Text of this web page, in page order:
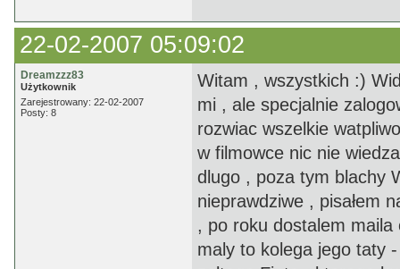
22-02-2007 05:09:02
Dreamzzz83
Użytkownik
Zarejestrowany: 22-02-2007
Posty: 8
Witam , wszystkich :)
mi , ale specjalnie
rozwiac wszelkie
w filmowce nic nie
dlugo , poza tym blachy
nieprawdziwe , pisałem
, po roku dostalem
maly to kolega jego taty